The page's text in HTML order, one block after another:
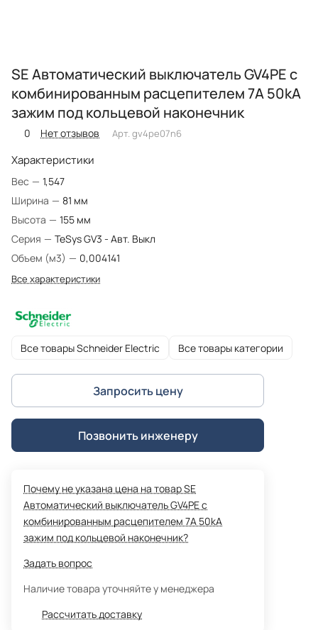
SE Автоматический выключатель GV4PE с
комбинированным расцепителем 7A 50kA
зажим под кольцевой наконечник
0 Нет отзывов Арт. gv4pe07n6
Характеристики
Вес — 1,547
Ширина — 81 мм
Высота — 155 мм
Серия — TeSys GV3 - Авт. Выкл
Объем (м3) — 0,004141
Все характеристики
Все товары Schneider Electric Все товары категории
Запросить цену
Позвонить инженеру
Почему не указана цена на товар SE
Автоматический выключатель GV4PE с
комбинированным расцепителем 7A 50kA
зажим под кольцевой наконечник?
Задать вопрос
Наличие товара уточняйте у менеджера
Рассчитать доставку